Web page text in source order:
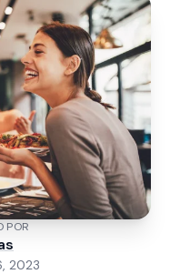
POR
2023